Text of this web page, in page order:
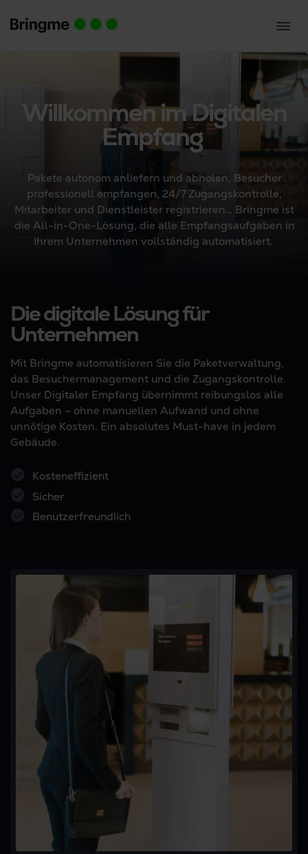
Willkommen im Digitalen
Empfang
Pakete autonom anliefern und abholen, Besucher
professionell empfangen, 24/7 Zugangskontrolle,
Mitarbeiter und Dienstleister registrieren… Bringme ist
die All-in-One-Lösung, die alle Empfangsaufgaben in
Ihrem Unternehmen vollständig automatisiert.
Die digitale Lösung für
Unternehmen
Mit Bringme automatisieren Sie die Paketverwaltung,
das Besuchermanagement und die Zugangskontrolle.
Unser Digitaler Empfang übernimmt reibungslos alle
Aufgaben – ohne manuellen Aufwand und ohne
unnötige Kosten. Ein absolutes Must-have in jedem
Gebäude.
Kosteneffizient
Sicher
Benutzerfreundlich